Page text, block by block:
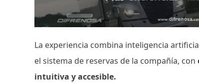
La experiencia combina inteligencia
el sistema de reservas de la compañía, con
intuitiva y accesible.